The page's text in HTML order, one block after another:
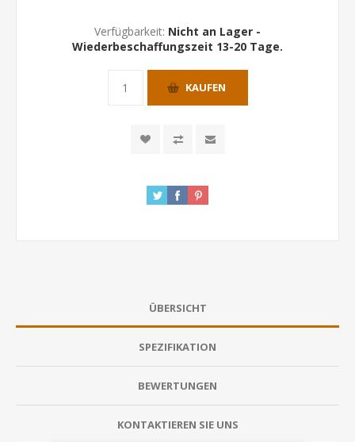
Verfügbarkeit: Nicht an Lager -
Wiederbeschaffungszeit 13-20 Tage.
KAUFEN
ÜBERSICHT
SPEZIFIKATION
BEWERTUNGEN
KONTAKTIEREN SIE UNS